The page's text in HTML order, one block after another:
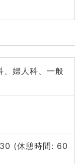
、婦人科、一般
(休憩時間: 60